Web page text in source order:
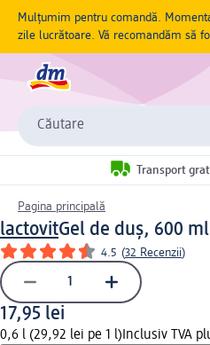
Mulțumim pentru comandă.
zile lucrătoare. Vă recomandăm să
Căutare
Transport
Pagina principală
lactovitGel de duș, 600 ml
4.5 (32 Recenzii)
17,95 lei
0,6 l (29,92 lei pe 1 l) Inclusiv TVA